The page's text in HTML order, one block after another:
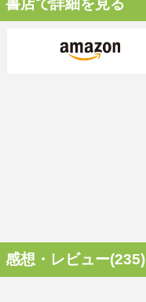
書店で詳細を見る
感想・レビュー(235)